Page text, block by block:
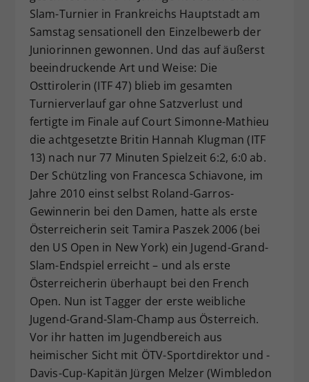
Slam-Turnier in Frankreichs Hauptstadt am
Samstag sensationell den Einzelbewerb der
Juniorinnen gewonnen. Und das auf äußerst
beeindruckende Art und Weise: Die
Osttirolerin (ITF 47) blieb im gesamten
Turnierverlauf gar ohne Satzverlust und
fertigte im Finale auf Court Simonne-Mathieu
die achtgesetzte Britin Hannah Klugman (ITF
13) nach nur 77 Minuten Spielzeit 6:2, 6:0 ab.
Der Schützling von Francesca Schiavone, im
Jahre 2010 einst selbst Roland-Garros-
Gewinnerin bei den Damen, hatte als erste
Österreicherin seit Tamira Paszek 2006 (bei
den US Open in New York) ein Jugend-Grand-
Slam-Endspiel erreicht – und als erste
Österreicherin überhaupt bei den French
Open. Nun ist Tagger der erste weibliche
Jugend-Grand-Slam-Champ aus Österreich.
Vor ihr hatten im Jugendbereich aus
heimischer Sicht mit ÖTV-Sportdirektor und -
Davis-Cup-Kapitän Jürgen Melzer (Wimbledon
Zweck
Dieser Wert speichert Ihre Consent-
Einstellungen. Unter anderem eine
zufällig generierte ID, für die
historische Speicherung Ihrer
Webseiten-Betreiber dies eingestellt
hat.